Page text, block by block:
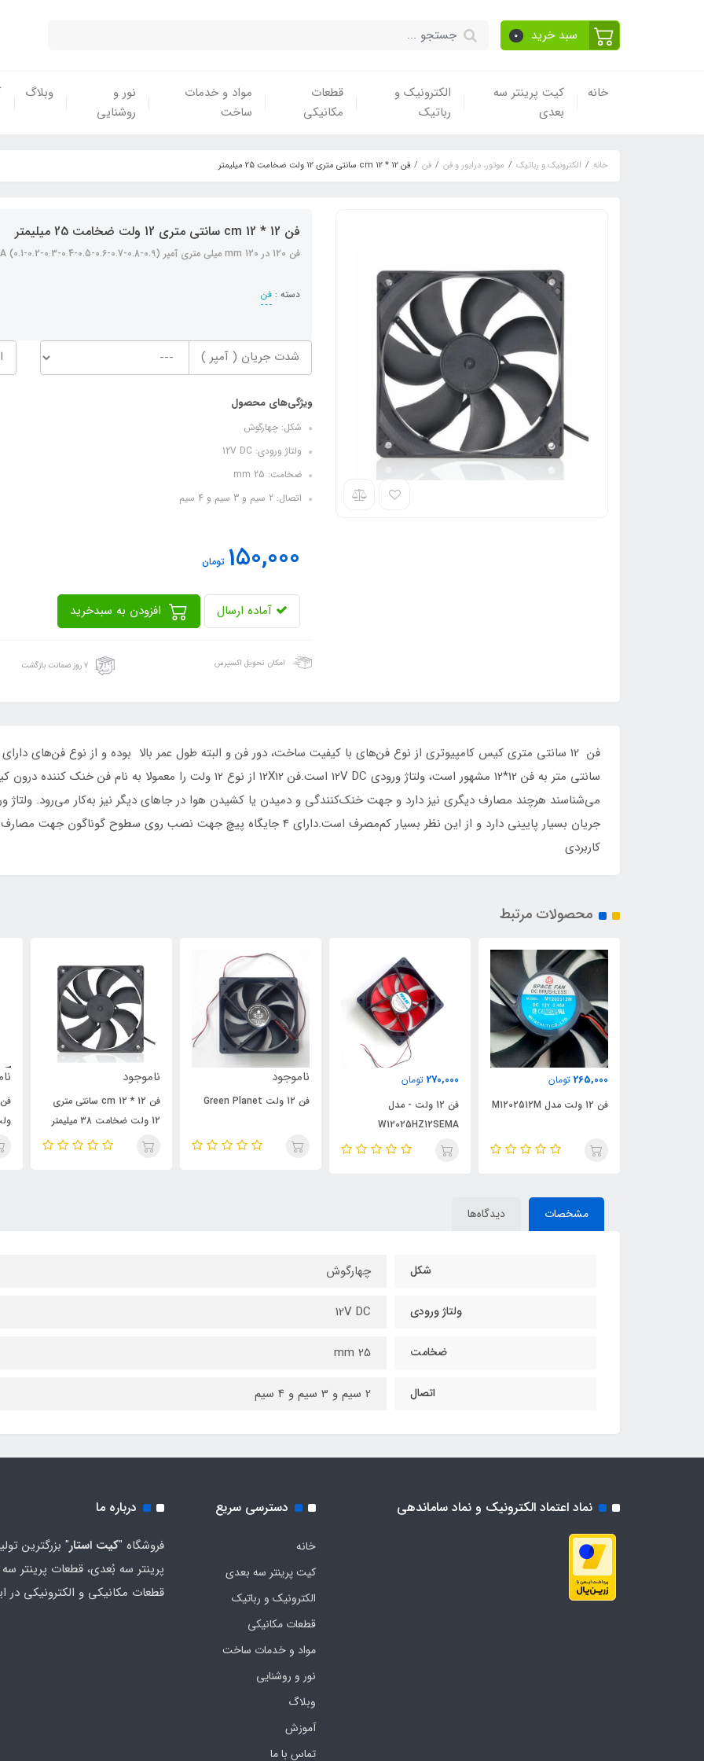
سبد خرید 0
خانه
کیت پرینتر سه
بعدی
الکترونیک و
رباتیک
قطعات
مکانیکی
مواد و خدمات
ساخت
نور و
روشنایی
وبلاگ
خانه الکترونیک و رباتیک موتور، درایور و فن فن فن 12 * 12 cm سانتی متری 12 ولت ضخامت 25 میلیمتر
فن 12 * 12 cm سانتی متری 12 ولت ضخامت 25 میلیمتر
فن 120 در 120 mm میلی متری آمپر A (0.1-0.2-0.3-0.4-0.5-0.6-0.7-0.8-0.9)
دسته : فن
شدت جریان ( آمپر )
ویژگی‌های محصول
شکل: چهارگوش
ولتاژ ورودی: 12V DC
ضخامت: 25 mm
اتصال: 2 سیم و 3 سیم و 4 سیم
150,000 تومان
آماده ارسال
امکان تحویل اکسپرس ۷ روز ضمانت بازگشت
جریان بسیار پایینی دارد و از این نظر بسیار کم‌مصرف است.دارای 4 جایگاه پیچ جهت نصب
کاربردی
محصولات مرتبط
265,000 تومان
فن 12 ولت مدل M1202512M
270,000 تومان
فن 12 ولت - مدل
W12025HZ12SEMA
ناموجود
فن 12 ولت Green Planet
ناموجود
فن 12 * 12 cm سانتی متری
12 ولت ضخامت 38 میلیمتر
مشخصات دیدگاه‌ها
شکل چهارگوش
ولتاژ ورودی 12V DC
ضخامت 25 mm
اتصال 2 سیم و 3 سیم و 4 سیم
نماد اعتماد الکترونیک و نماد ساماندهی دسترسی سریع
خانه
کیت پرینتر سه بعدی
الکترونیک و رباتیک
قطعات مکانیکی
مواد و خدمات ساخت
نور و روشنایی
وبلاگ
آموزش
تماس با ما
درباره ما
فروشگاه "کیت استار" بزرگترین
پرینتر سه بُعدی، قطعات پرینتر
قطعات مکانیکی و الکترونیکی در